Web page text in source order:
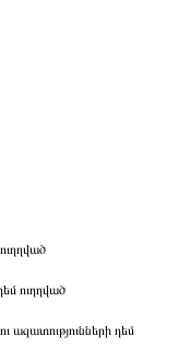
ուղղված
ազատությունների դեմ